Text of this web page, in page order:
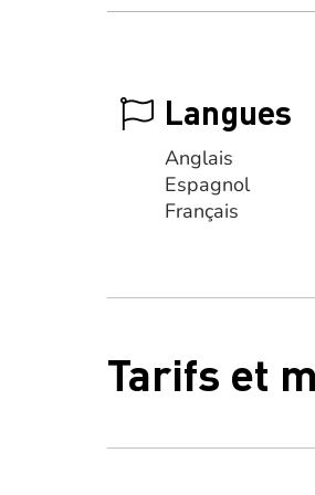
Langues
Anglais
Espagnol
Français
Tarifs et